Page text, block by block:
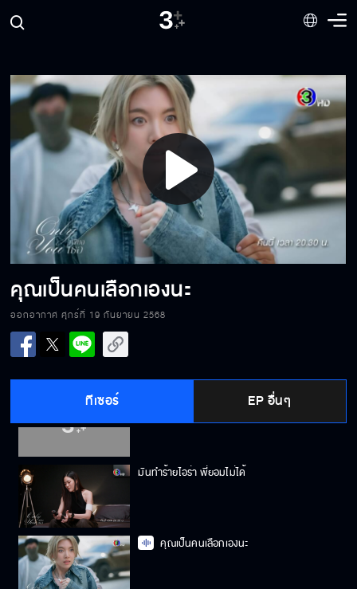
Play
Video
คุณเป็นคนเลือกเองนะ
ออกอากาศ ศุกร์ที่ 19 กันยายน 2568
ทีเซอร์ EP อื่นๆ
ไม่ว่าอยู่ที่ไหน หนูจะหาพี่ตะวันให้เจอ
มันทำร้ายไอร่า พี่ยอมไม่ได้
คุณเป็นคนเลือกเองนะ